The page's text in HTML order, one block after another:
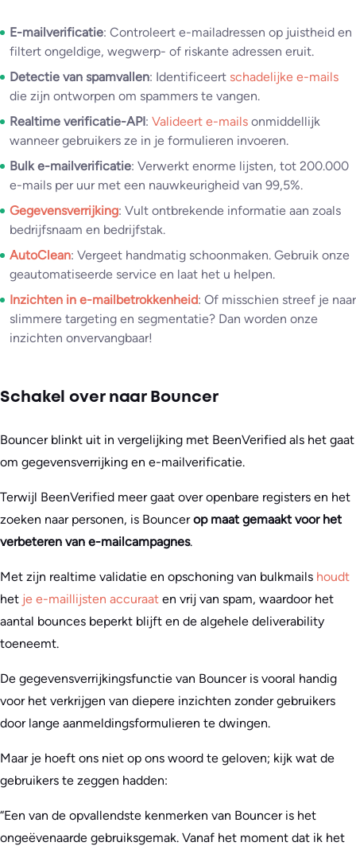
E-mailverificatie: Controleert e-mailadressen op juistheid en
filtert ongeldige, wegwerp- of riskante adressen eruit.
Detectie van spamvallen: Identificeert schadelijke e-mails
die zijn ontworpen om spammers te vangen.
Realtime verificatie-API : Valideert e-mails onmiddellijk
wanneer gebruikers ze in je formulieren invoeren.
Bulk e-mailverificatie: Verwerkt enorme lijsten, tot 200.000
e-mails per uur met een nauwkeurigheid van 99,5%.
Gegevensverrijking: Vult ontbrekende informatie aan zoals
bedrijfsnaam en bedrijfstak.
AutoClean: Vergeet handmatig schoonmaken. Gebruik onze
geautomatiseerde service en laat het u helpen.
Inzichten in e-mailbetrokkenheid: Of misschien streef je naar
slimmere targeting en segmentatie? Dan worden onze
inzichten onvervangbaar!
Schakel over naar Bouncer
Bouncer blinkt uit in vergelijking met BeenVerified als het gaat
om gegevensverrijking en e-mailverificatie.
Terwijl BeenVerified meer gaat over openbare registers en het
zoeken naar personen, is Bouncerop maat gemaakt voor het
verbeteren van e-mailcampagnes.
Met zijn realtime validatie en opschoning van bulkmails houdt
het je e-maillijsten accuraat en vrij van spam, waardoor het
aantal bounces beperkt blijft en de algehele deliverability
toeneemt.
De gegevensverrijkingsfunctie van Bouncer is vooral handig
voor het verkrijgen van diepere inzichten zonder gebruikers
door lange aanmeldingsformulieren te dwingen.
Maar je hoeft ons niet op ons woord te geloven; kijk wat de
gebruikers te zeggen hadden:
“Een van de opvallendste kenmerken van Bouncer is het
ongeëvenaarde gebruiksgemak. Vanaf het moment dat ik het